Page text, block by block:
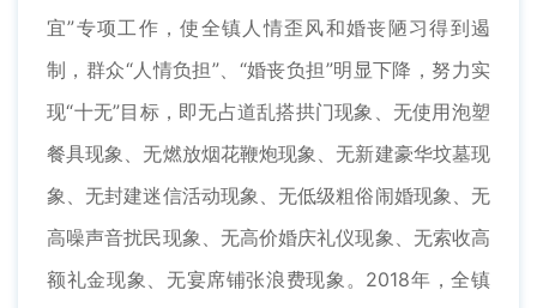
宜”专项工作，使全镇人情歪风和婚丧陋习得到遏
制，群众“人情负担”、“婚丧负担”明显下降，努力实
现“十无”目标，即无占道乱搭拱门现象、无使用泡塑
餐具现象、无燃放烟花鞭炮现象、无新建豪华坟墓现
象、无封建迷信活动现象、无低级粗俗闹婚现象、无
高噪声音扰民现象、无高价婚庆礼仪现象、无索收高
额礼金现象、无宴席铺张浪费现象。2018年，全镇